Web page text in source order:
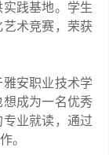
践基地。学生
术竞赛，荣获
安职业技术学
成为一名优秀
业就读，通过
。